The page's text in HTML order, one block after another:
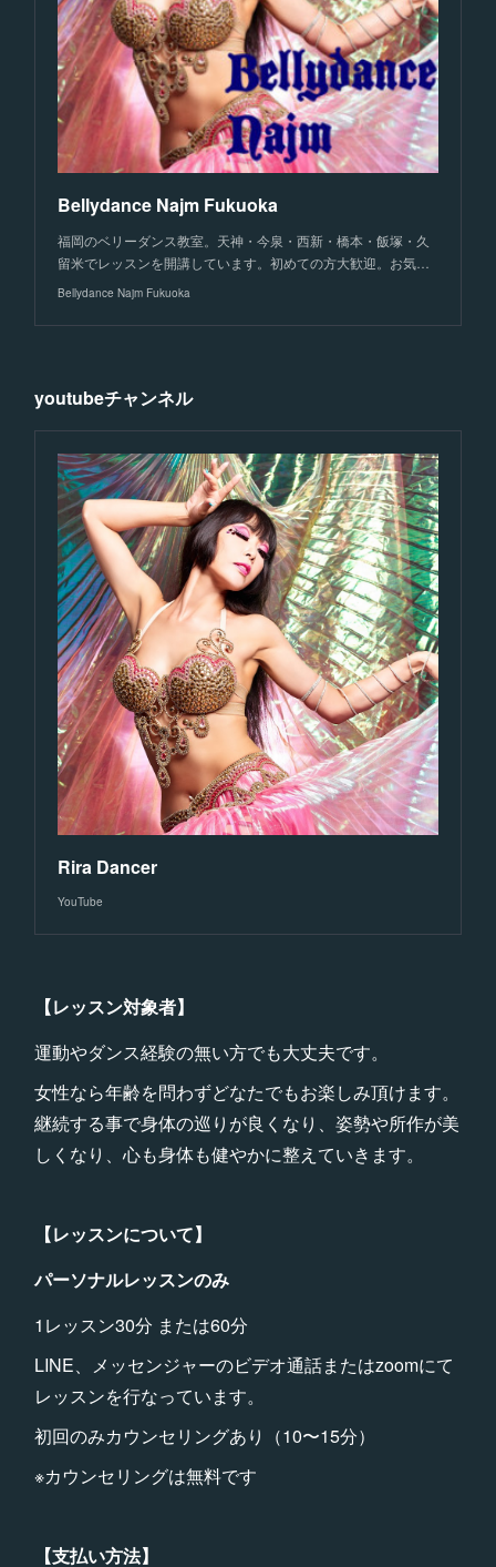
Bellydance Najm Fukuoka
福岡のベリーダンス教室。天神・今泉・西新・橋本・飯塚・久
留米でレッスンを開講しています。初めての方大歓迎。お気…
Bellydance Najm Fukuoka
youtubeチャンネル
Rira Dancer
YouTube
【レッスン対象者】
運動やダンス経験の無い方でも大丈夫です。
女性なら年齢を問わずどなたでもお楽しみ頂けます。
継続する事で身体の巡りが良くなり、姿勢や所作が美
しくなり、心も身体も健やかに整えていきます。
【レッスンについて】
パーソナルレッスンのみ
1レッスン30分 または60分
LINE、メッセンジャーのビデオ通話またはzoomにて
レッスンを行なっています。
初回のみカウンセリングあり（10〜15分）
※カウンセリングは無料です
【支払い方法】